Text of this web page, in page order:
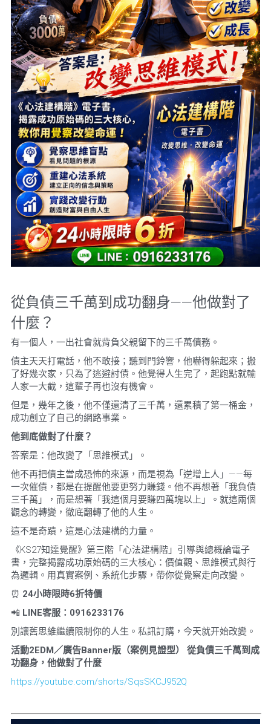
從負債三千萬到成功翻身——他做對了
什麼？
有一個人，一出社會就背負父親留下的三千萬債務。
債主天天打電話，他不敢接；聽到門鈴響，他嚇得躲起來；搬
了好幾次家，只為了逃避討債。他覺得人生完了，起跑點就輸
人家一大截，這輩子再也沒有機會。
但是，幾年之後，他不僅還清了三千萬，還累積了第一桶金，
成功創立了自己的網路事業。
他到底做對了什麼？
答案是：他改變了「思維模式」。
他不再把債主當成恐怖的來源，而是視為「逆增上人」——每
一次催債，都是在提醒他要更努力賺錢。他不再想著「我負債
三千萬」，而是想著「我這個月要賺四萬塊以上」。就這兩個
觀念的轉變，徹底翻轉了他的人生。
這不是奇蹟，這是心法建構的力量。
《KS27知達覺醒》第三階「心法建構階」引導與總概論電子
書，完整揭露成功原始碼的三大核心：價值觀、思維模式與行
為邏輯。用真實案例、系統化步驟，帶你從覺察走向改變。
⏰ 24小時限時6折特價
📲 LINE客服： 0916233176
別讓舊思維繼續限制你的人生。私訊訂購，今天就开始改變。
活動2EDM／廣告Banner版（案例見證型）
從負債三千萬到成
功翻身，他做對了什麼
https://youtube.com/shorts/SqsSKCJ952Q